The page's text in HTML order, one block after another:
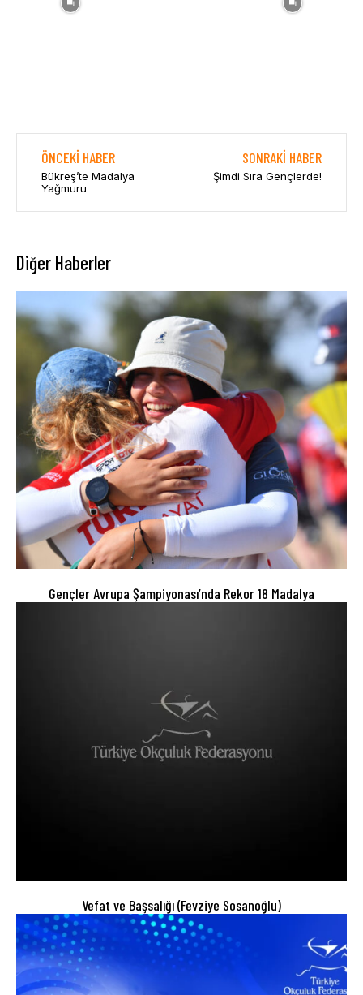
ÖNCEKI HABER
Bükreş’te Madalya
Yağmuru
SONRAKI HABER
Şimdi Sıra Gençlerde!
Diğer Haberler
Gençler Avrupa Şampiyonası’nda Rekor 18 Madalya
Vefat ve Başsalığı (Fevziye Sosanoğlu)